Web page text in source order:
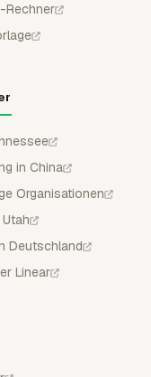
Rechner
in China
Organisationen
Deutschland
Linear